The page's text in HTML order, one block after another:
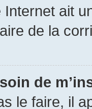
ait
de la
de
le faire, il